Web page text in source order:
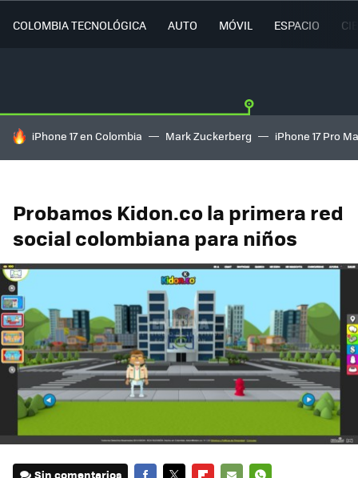
COLOMBIA TECNOLÓGICA AUTO MÓVIL ESPACIO
HOY SE HABLA DE
iPhone 17 en Colombia Mark Zuckerberg iPhone 17 Pro
Probamos Kidon.co la primera red
social colombiana para niños
Sin comentarios